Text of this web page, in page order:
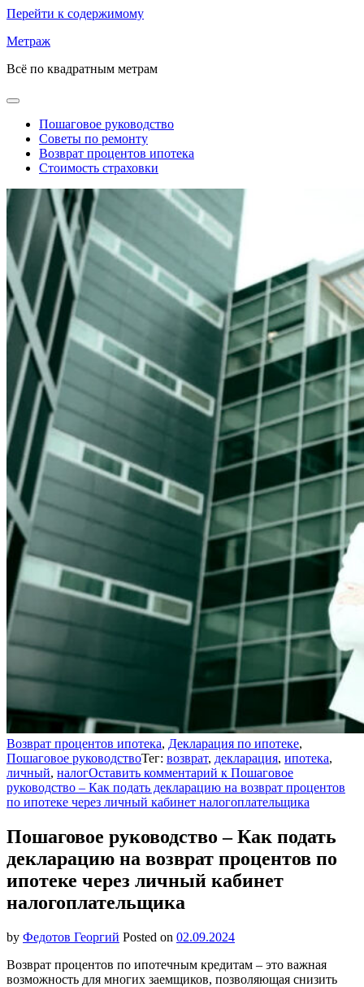
Перейти к содержимому
Метраж
Всё по квадратным метрам
Пошаговое руководство
Советы по ремонту
Возврат процентов ипотека
Стоимость страховки
Возврат процентов ипотека, Декларация по ипотеке,
Пошаговое руководствоТег: возврат, декларация, ипотека,
личный, налогОставить комментарий к Пошаговое
руководство – Как подать декларацию на возврат процентов
по ипотеке через личный кабинет налогоплательщика
Пошаговое руководство – Как подать
декларацию на возврат процентов по
ипотеке через личный кабинет
налогоплательщика
by Федотов Георгий Posted on 02.09.2024
Возврат процентов по ипотечным кредитам – это важная
возможность для многих заемщиков, позволяющая снизить